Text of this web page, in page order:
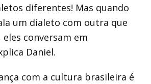
diferentes! Mas quando
um dialeto com outra que
conversam em
Daniel.
com a cultura brasileira é